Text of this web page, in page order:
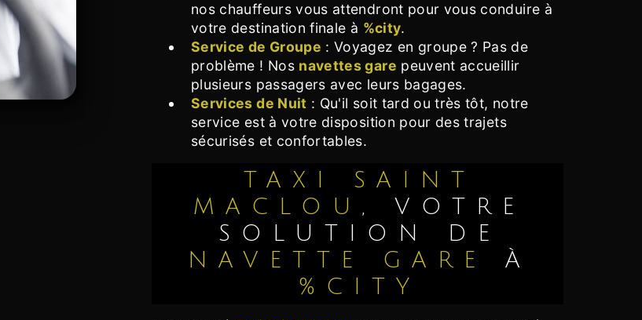
nos chauffeurs vous attendront pour vous conduire à
votre destination finale à %city.
Service de Groupe : Voyagez en groupe ? Pas de
problème ! Nos navettes gare peuvent accueillir
plusieurs passagers avec leurs bagages.
Services de Nuit : Qu'il soit tard ou très tôt, notre
service est à votre disposition pour des trajets
sécurisés et confortables.
TAXI SAINT
MACLOU, VOTRE
SOLUTION DE
NAVETTE GARE
À
%CITY